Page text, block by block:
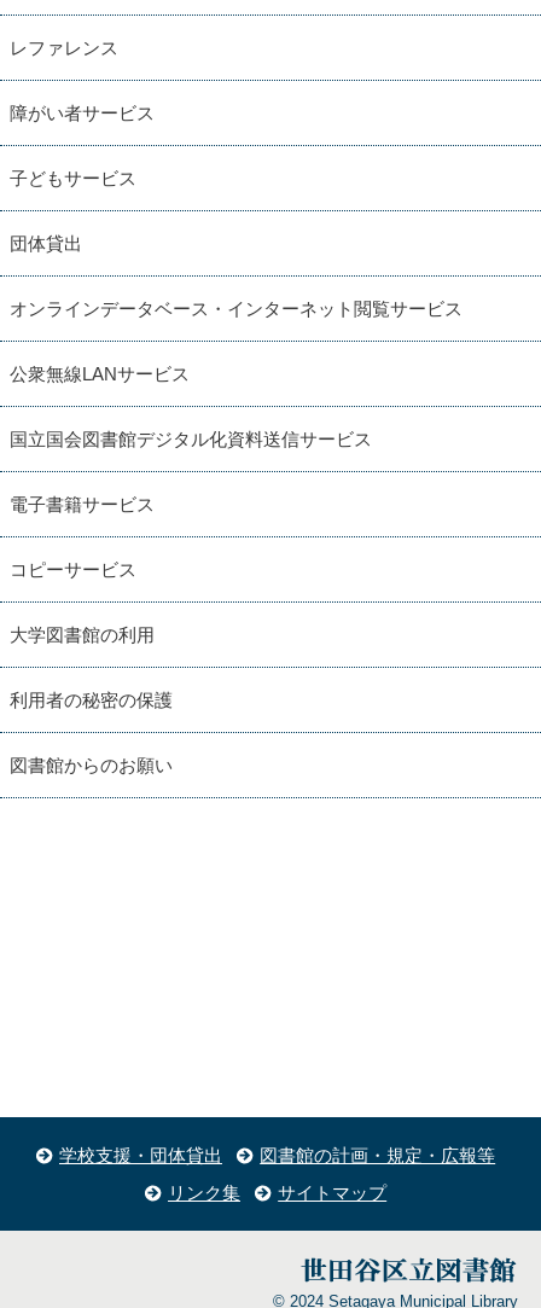
レファレンス
障がい者サービス
子どもサービス
団体貸出
オンラインデータベース・インターネット閲覧サービス
公衆無線LANサービス
国立国会図書館デジタル化資料送信サービス
電子書籍サービス
コピーサービス
大学図書館の利用
利用者の秘密の保護
図書館からのお願い
学校支援・団体貸出
図書館の計画・規定・広報等
リンク集
サイトマップ
© 2024 Setagaya Municipal Library